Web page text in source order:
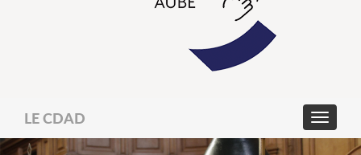
LE CDAD